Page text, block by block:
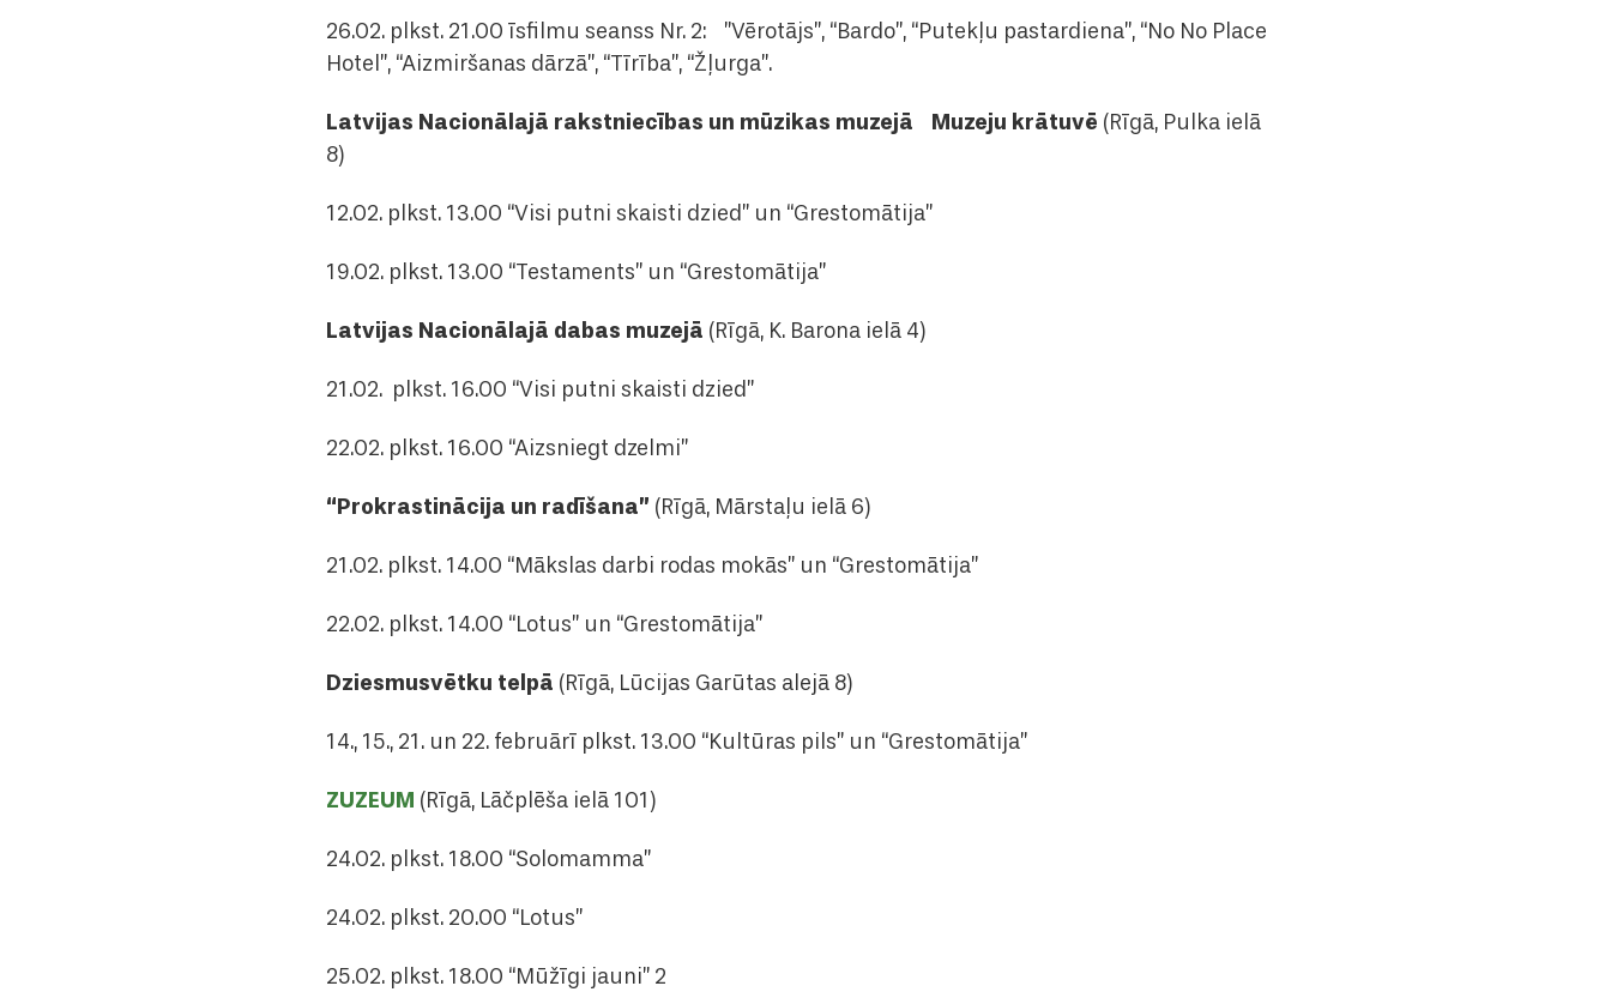
26.02. plkst. 21.00 īsfilmu seanss Nr. 2: ”Vērotājs”, “Bardo”, “Putekļu pastardiena”, “No No Place
Hotel”, “Aizmiršanas dārzā”, “Tīrība”, “Žļurga”.
Latvijas Nacionālajā rakstniecības un mūzikas muzejā Muzeju krātuvē (Rīgā, Pulka ielā
8)
12.02. plkst. 13.00 “Visi putni skaisti dzied” un “Grestomātija”
19.02. plkst. 13.00 “Testaments” un “Grestomātija”
Latvijas Nacionālajā dabas muzejā (Rīgā, K. Barona ielā 4)
21.02. plkst. 16.00 “Visi putni skaisti dzied”
22.02. plkst. 16.00 “Aizsniegt dzelmi”
“Prokrastinācija un radīšana” (Rīgā, Mārstaļu ielā 6)
21.02. plkst. 14.00 “Mākslas darbi rodas mokās” un “Grestomātija”
22.02. plkst. 14.00 “Lotus” un “Grestomātija”
Dziesmusvētku telpā (Rīgā, Lūcijas Garūtas alejā 8)
14., 15., 21. un 22. februārī plkst. 13.00 “Kultūras pils” un “Grestomātija”
ZUZEUM (Rīgā, Lāčplēša ielā 101)
24.02. plkst. 18.00 “Solomamma”
24.02. plkst. 20.00 “Lotus”
25.02. plkst. 18.00 “Mūžīgi jauni” 2